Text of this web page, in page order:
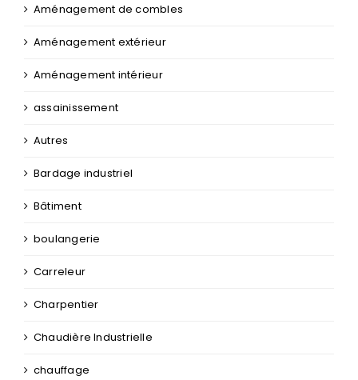
Aménagement de combles
Aménagement extérieur
Aménagement intérieur
assainissement
Autres
Bardage industriel
Bâtiment
boulangerie
Carreleur
Charpentier
Chaudière Industrielle
chauffage